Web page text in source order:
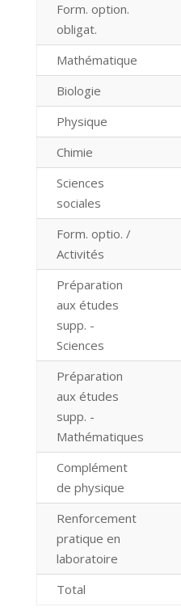
Form. option.
obligat.
Mathématique
Biologie
Physique
Chimie
Sciences
sociales
Form. optio. /
Activités
Préparation
aux études
supp. -
Sciences
Préparation
aux études
supp. -
Mathématiques
Complément
de physique
Renforcement
pratique en
laboratoire
Total